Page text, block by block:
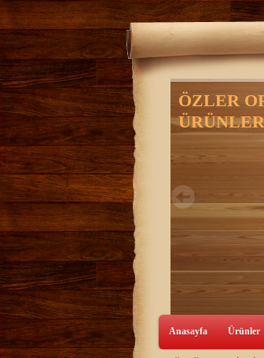
Anasayfa Ürünler